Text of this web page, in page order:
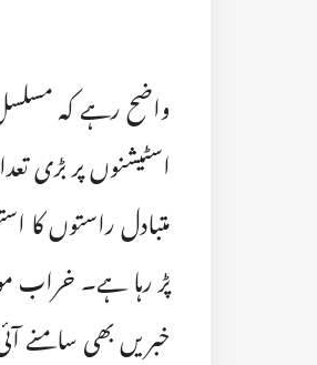
واضح رہے کہ
اسٹیشنوں پر بڑی
متبادل راستوں کا
پڑ رہا ہے۔ خراب
خبریں بھی سامنے